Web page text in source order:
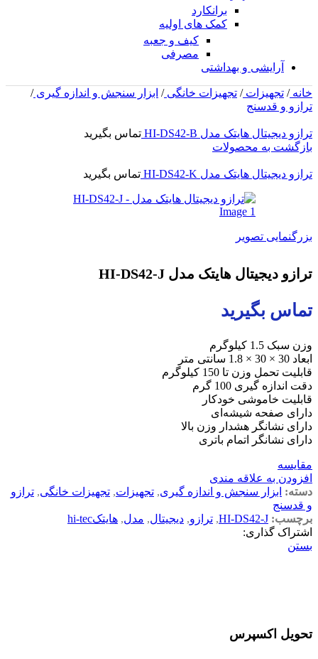
برانکارد
کمک های اولیه
کیف و جعبه
مصرفی
آرایشی و بهداشتی
خانه/ تجهیزات/ تجهیزات خانگی/ ابزار سنجش و اندازه گیری/
ترازو و قدسنج
ترازو دیجیتال هایتک مدل HI-DS42-B
تماس بگیرید
بازگشت به محصولات
ترازو دیجیتال هایتک مدل HI-DS42-K تماس بگیرید
بزرگنمایی تصویر
ترازو دیجیتال هایتک مدل HI-DS42-J
تماس بگیرید
وزن سبک 1.5 کیلوگرم
ابعاد 30 × 30 × 1.8 سانتی متر
قابلیت تحمل وزن تا 150 کیلوگرم
دقت اندازه گیری 100 گرم
قابلیت خاموشی خودکار
دارای صفحه شیشه‌ای
دارای نشانگر هشدار وزن بالا
دارای نشانگر اتمام باتری
مقایسه
افزودن به علاقه مندی
دسته: ابزار سنجش و اندازه گیری, تجهیزات, تجهیزات خانگی, ترازو
و قدسنج
برچسب: HI-DS42-J
, ترازو, دیجیتال, مدل, هایتکhi-tec
اشتراک گذاری:
بستن
تحویل اکسپرس